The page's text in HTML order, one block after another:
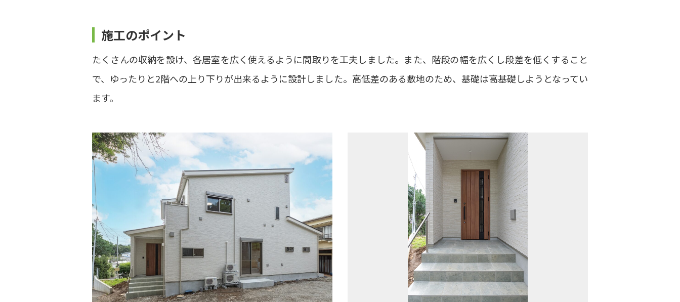
施工のポイント
たくさんの収納を設け、各居室を広く使えるように間取りを工夫しました。また、階段の幅を広くし段差を低くすること
で、ゆったりと2階への上り下りが出来るように設計しました。高低差のある敷地のため、基礎は高基礎しようとなってい
ます。